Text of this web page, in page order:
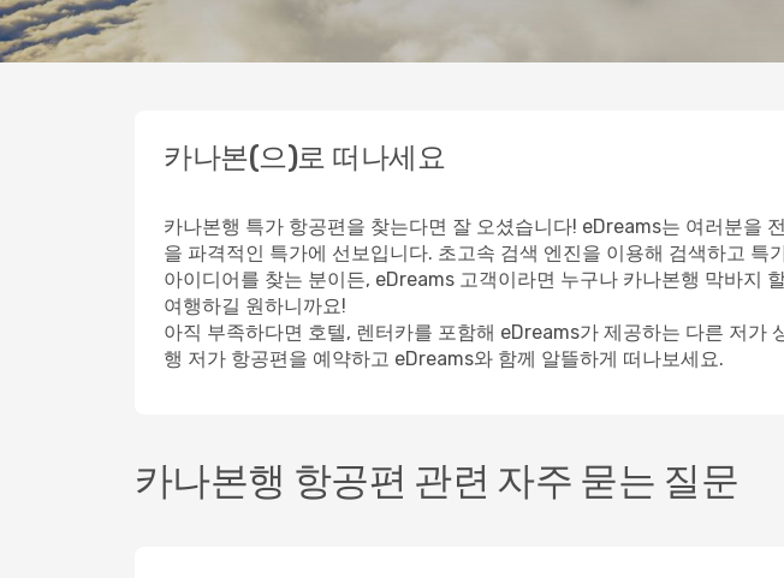
카나본(으)로 떠나세요
카나본행 특가 항공편을 찾는다면 잘 오셨습니다! eDreams는 여러분을
을 파격적인 특가에 선보입니다. 초고속 검색 엔진을 이용해 검색하고
아이디어를 찾는 분이든, eDreams 고객이라면 누구나 카나본행 막바지
여행하길 원하니까요!
아직 부족하다면 호텔, 렌터카를 포함해 eDreams가 제공하는 다른 저
행 저가 항공편을 예약하고 eDreams와 함께 알뜰하게 떠나보세요.
카나본행 항공편 관련 자주 묻는 질문